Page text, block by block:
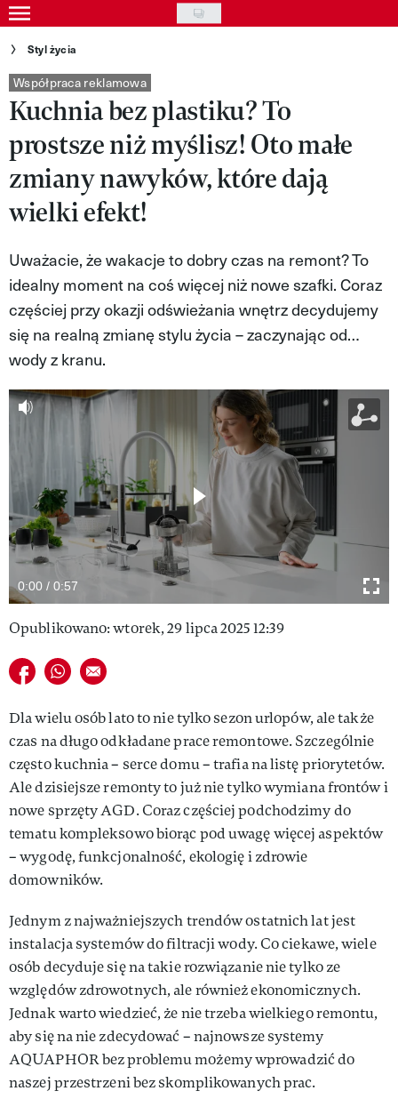
Skip
to
content
Gwiazdy
Ludzie
Moda
Uroda
Wideo
Nasze akcje
VIVA!ART
VIVA!LIFESTYLE
VIVA!PEOPLE POWER
VIVA!ITAKA
MAGAZYN VIVA!
Styl życia
Współpraca reklamowa
Kuchnia bez plastiku? To
prostsze niż myślisz! Oto małe
zmiany nawyków, które dają
wielki efekt!
Uważacie, że wakacje to dobry czas na remont? To
idealny moment na coś więcej niż nowe szafki. Coraz
częściej przy okazji odświeżania wnętrz decydujemy
się na realną zmianę stylu życia – zaczynając od…
wody z kranu.
WSPÓŁPRACA REKLAMOWA
0:00 / 0:57
Opublikowano: wtorek, 29 lipca 2025 12:39
Udostępnij na facebook
Udostępnij na whatsapp
E-mail do przyjaciela
Dla wielu osób lato to nie tylko sezon urlopów, ale także
czas na długo odkładane prace remontowe. Szczególnie
często kuchnia – serce domu – trafia na listę priorytetów.
Ale dzisiejsze remonty to już nie tylko wymiana frontów i
nowe sprzęty AGD. Coraz częściej podchodzimy do
tematu kompleksowo biorąc pod uwagę więcej aspektów
– wygodę, funkcjonalność, ekologię i zdrowie
domowników.
Jednym z najważniejszych trendów ostatnich lat jest
instalacja systemów do filtracji wody. Co ciekawe, wiele
osób decyduje się na takie rozwiązanie nie tylko ze
względów zdrowotnych, ale również ekonomicznych.
Jednak warto wiedzieć, że nie trzeba wielkiego remontu,
aby się na nie zdecydować – najnowsze systemy
AQUAPHOR bez problemu możemy wprowadzić do
naszej przestrzeni bez skomplikowanych prac.